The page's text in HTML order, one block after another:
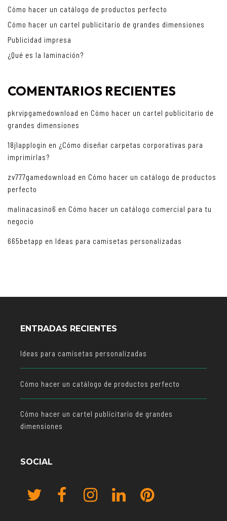
Cómo hacer un catálogo de productos perfecto
Cómo hacer un cartel publicitario de grandes dimensiones
Publicidad impresa
¿Qué es la laminación?
COMENTARIOS RECIENTES
pkrvipgamedownload en Cómo hacer un cartel publicitario de
grandes dimensiones
18jlapplogin en ¿Cómo diseñar carpetas corporativas para
imprimirlas?
zv777gamedownload en Cómo hacer un catálogo de productos
perfecto
malinacasino6 en Cómo hacer un catálogo comercial para tu
negocio
665betapp en Ideas para camisetas personalizadas
ENTRADAS RECIENTES
Ideas para camisetas personalizadas
Cómo hacer un catálogo de productos perfecto
Cómo hacer un cartel publicitario de grandes
dimensiones
SOCIAL